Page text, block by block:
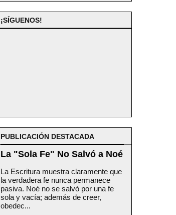
¡SÍGUENOS!
PUBLICACIÓN DESTACADA
La "Sola Fe" No Salvó a Noé
La Escritura muestra claramente que
la verdadera fe nunca permanece
pasiva. Noé no se salvó por una fe
sola y vacía; además de creer,
obedec...